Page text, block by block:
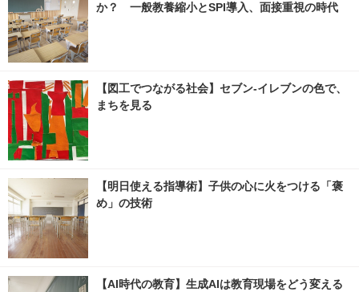
か？ 一般教養縮小とSPI導入、面接重視の時代
【図工でつながる社会】セブン‐イレブンの色で、
まちを見る
【明日使える指導術】子供の心に火をつける「褒
め」の技術
【AI時代の教育】生成AIは教育現場をどう変える